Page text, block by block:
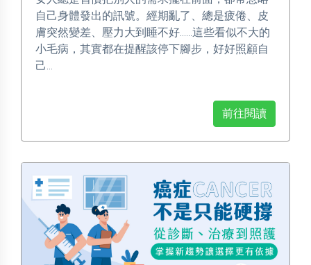
自己身體發出的訊號。經期亂了、總是疲倦、皮
膚突然變差、壓力大到睡不好……這些看似不大的
小毛病，其實都在提醒該停下腳步，好好照顧自
己...
前往閱讀